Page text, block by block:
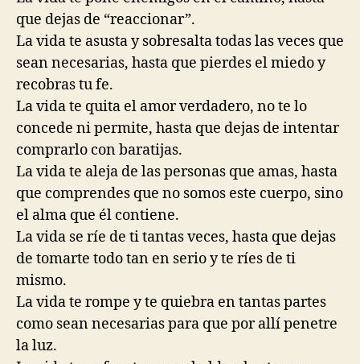
que dejas de “reaccionar”.
La vida te asusta y sobresalta todas las veces que
sean necesarias, hasta que pierdes el miedo y
recobras tu fe.
La vida te quita el amor verdadero, no te lo
concede ni permite, hasta que dejas de intentar
comprarlo con baratijas.
La vida te aleja de las personas que amas, hasta
que comprendes que no somos este cuerpo, sino
el alma que él contiene.
La vida se ríe de ti tantas veces, hasta que dejas
de tomarte todo tan en serio y te ríes de ti
mismo.
La vida te rompe y te quiebra en tantas partes
como sean necesarias para que por allí penetre
la luz.